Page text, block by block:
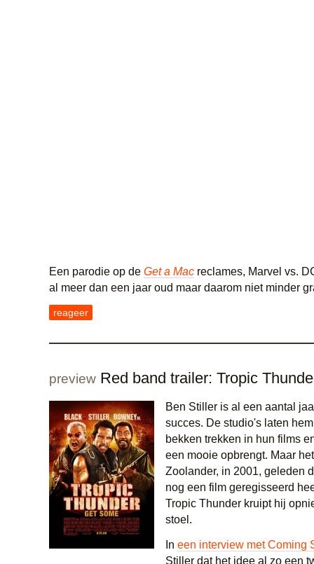
Een parodie op de Get a Mac reclames, Marvel vs.
al meer dan een jaar oud maar daarom niet minder
reageer
preview Red band trailer: Tropic
Ben Stiller is al een aantal
succes. De studio's laten
bekken trekken in hun films
een mooie opbrengt. Maar
Zoolander, in 2001, geleden
nog een film geregisseerd
Tropic Thunder kruipt hij
stoel.
In een interview met Coming
Stiller dat het idee al zo een